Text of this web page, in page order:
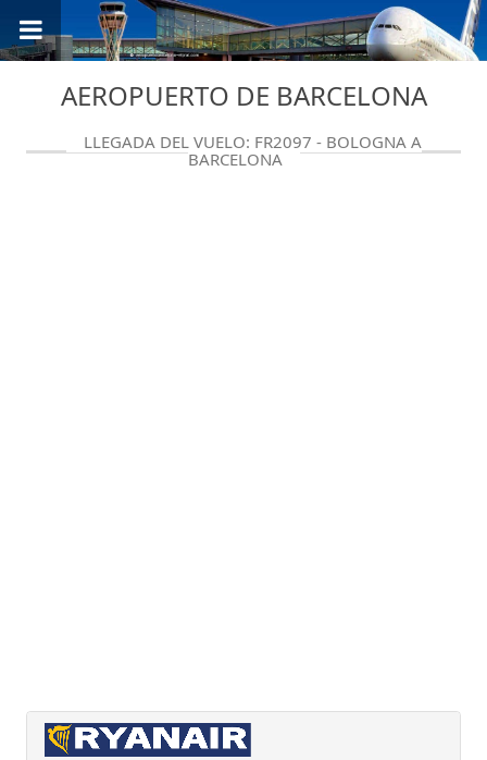
AEROPUERTO DE BARCELONA
LLEGADA DEL VUELO: FR2097 - BOLOGNA A
BARCELONA